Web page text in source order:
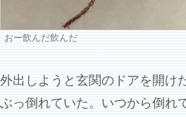
おー飲んだ飲んだ
外出しようと玄関のドアを開け
ぶっ倒れていた。いつから倒れ